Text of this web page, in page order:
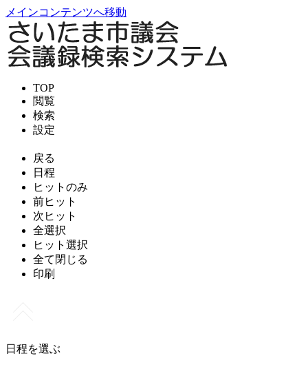
メインコンテンツへ移動
TOP
閲覧
検索
設定
戻る
日程
ヒットのみ
前ヒット
次ヒット
全選択
ヒット選択
全て閉じる
印刷
日程を選ぶ